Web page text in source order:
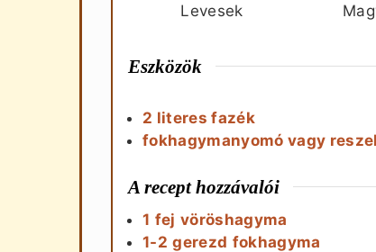
Levesek
Eszközök
2 literes fazék
fokhagymanyomó vagy
A recept hozzávalói
1 fej vöröshagyma
1-2 gerezd fokhagyma